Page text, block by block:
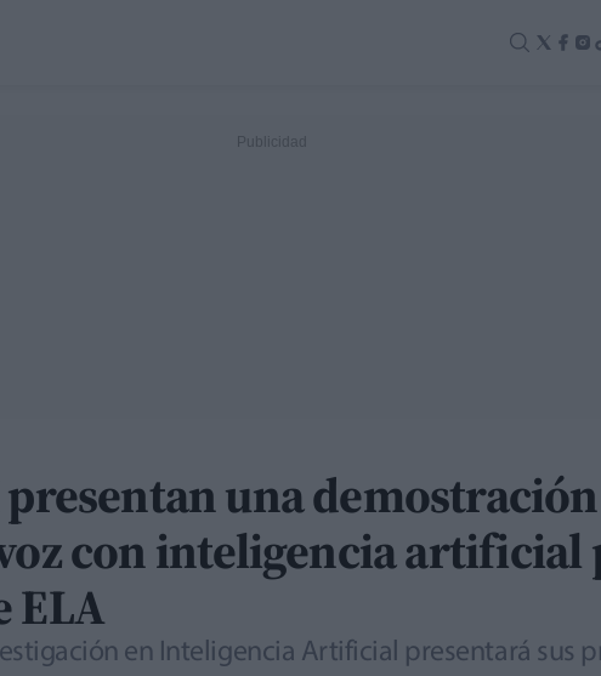
presentan una
con inteligencia artificial
ELA
en Inteligencia Artificial presentará sus